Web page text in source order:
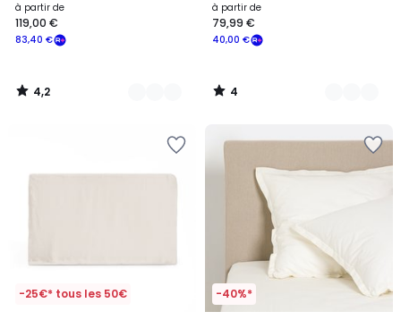
à partir de
83,40 €
119,00 €
4,2
/
à partir de
40,00 €
79,99 €
4
/
-25€* tous les 50€ -40%*